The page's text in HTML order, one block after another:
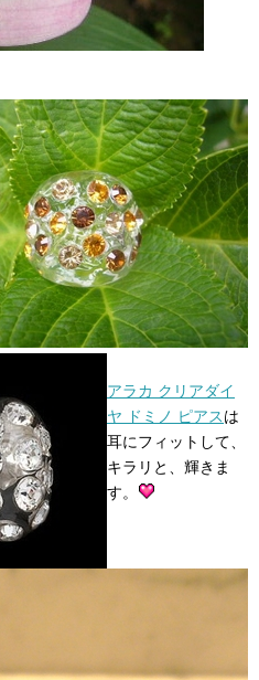
アラカ クリアダイ
ヤ ドミノ ピアスは
耳にフィットして、
キラリと、輝きま
す。